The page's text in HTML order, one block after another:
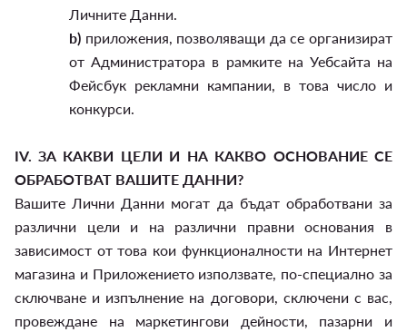
Личните Данни.
b) приложения, позволяващи да се организират
от Администратора в рамките на Уебсайта на
Фейсбук рекламни кампании, в това число и
конкурси.
IV. ЗА КАКВИ ЦЕЛИ И НА КАКВО ОСНОВАНИЕ СЕ
ОБРАБОТВАТ ВАШИТЕ ДАННИ?
Вашите Лични Данни могат да бъдат обработвани за
различни цели и на различни правни основания в
зависимост от това кои функционалности на Интернет
магазина и Приложението използвате, по-специално за
сключване и изпълнение на договори, сключени с вас,
провеждане на маркетингови дейности, пазарни и